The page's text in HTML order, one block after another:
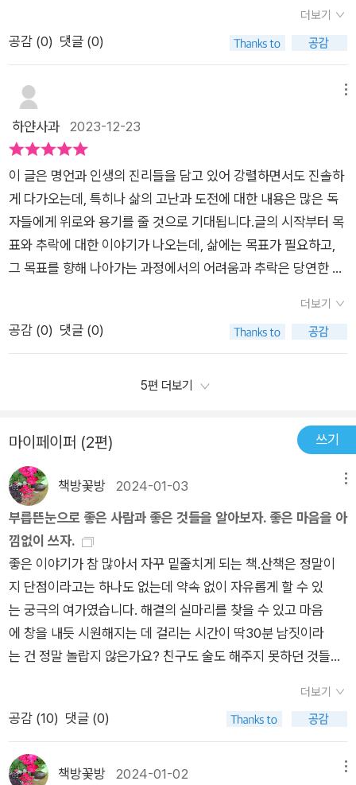
르겠어요. 그렇다면 '나도 한번 해보자'며 자세를 고쳐 앉는 사람
과 '웃기고 있다'며 다시금 냉소하는 사람. 어쩔 수 없겠지요. 당신
의 선택일 뿐입니다만 이거 하나는 꼭 기억하세요. 세상은 도전하
는 사람, 만드는 사람, 그걸 공개하는 사람을 위해 열린 무대입니
다. 열심히 하는 사람에게는 반드시 성취할 기회가 열릴 거라고
로 돌아가지 않거든요. <산책하듯 가볍게> P169 중에서 ​저자는
오랫동안 근무한 곳을 벗어나 <더파크>의 대표를 맡고 있다고
합니다. 그래서 일까요? 그동안의 고생되었던 일상들을 놓치고
있던 일들을 산책을 통해 자유를 느꼈다는 것을 아주 자세히 이야
기 해 주고 있었습니다. 어려움을 넘어서는 방법과 많은 위인들의
이야기들을 전달해 주고 있는데요. 자신의 이야기를 강하게 내보
이지도 않고 자연스럽고 편안하게 이야기 하려고 노력했다는 느
수 있을 텐데 아직도 인생의 여유를 찾기 위해서 고군분투하는 모
무섭기도 합니다. 나아지겠지 싶지만 자꾸 걷게 되는 이유도 있겠
지만 지금은 한동안 나를 찾기 위한 과정에서 너무 혹사한 까닭에
예전 같은 몸을 유지하지 못하고 있음을 깨닫게 되었습니다. 아직
도 적당한 나의 삶이라는 것을 찾아내지 못했지만 위안을 받고 생
각을 같이하고 도움이 되는 책들은 곁에 두고 자주 들여댜 보면
좋겠습니다. 저자가 발견한 것처럼 모든 인생은 쉽진 않지만 그렇
다고 모두 어렵지는 않다는 것처럼요.
보내며 나 스스로를 다독여보며 행복을 만들려고 노력하고 있다.
나의 삶에서 힘을 빼고 산책하듯 가볍게 나아갈 수 있을까 하는
용하여 나의 삶에 작은 변화를 가져다줄 처방을 해준다. 단순히
인문학적으로만 다가왔다면 너무나도 어렵게 느꼈을지도 모르지
만 저자의 경험과 일상을 빗대어 이야기하고 있어 너무나 수월하
게 읽히면서도 많은 생각을 하게 해 준다. 우리는 토끼와 거북이
의 경주를 보면서 토끼가 달리기는 빨랐지만 잠시 쉬어가려고 잠
이 드는 바람에 거북이에게 진 것을 알고 있다. 단순히 둘의 달리
기 속도만을 보면 토끼가 빠르다. 하지만 토끼는 자신의 속도대로
달렸고, 거북이도 느리지만 자신의 속도로 달려간 것이다. 결국
각자의 속도대로 나아가다 보면 목표에는 도달하게 되어있는 것
느리지만 자신에게 알맞은 속도로 나아가고 있음을 기억한다면
자신의 삶이 조금은 가볍지 않을까? 우리는 우리의 습관적인 루
틴을 만들어 그것을 지키려고 한다. 유명한 소설가인 무라카미 하
루키는 매일 정해진 시간에 일어나 원고지에 글을 적고, 자신의
준함을 믿으며 나아가는 것이다. 글에 하루 종일 메여있는다고 좋
은 글이 나오는 것이 아니다. 자신이 해내지 못하는 일은 과감히
포기할 줄도 알아야 한다. 그리고 무작정 달린다고 다 이룰 수 있
는 것은 아니다. 한순간도 쉬지 않다 보면 번아웃이 오게 되어 더
욱 힘들어지게 된다. 자신의 루틴을 지키면서 잠시 쉬어갈 수 있
는 용기가 삶에 필요하다. 언제나 조급함에 마음이 바쁘고 시간이
없어 촉박한 마음을 가지는 사람이라면, 인생에서 여유를 느낄 수
있는 자신만의 시간을 가져보는 것이 중요하다. 산책하듯 가볍게
거닐다 보면 그동안 놓친 것을 볼 수 있을 것이다. 그런 여유를 우
리에게 안겨줄 수 있는 한 권의 책이었다.출판사로부터 도서를 제
공받고 주관적으로 쓴 글입니다.
지나면 또 깨닫게 됩니다. 남들과 같은 속도로 가지 않아도 된다
는 것을 인정하고부터 자신만의 속도를 가지려고 합니다.이 인문
니다. 느려도 분명히 앞으로 나아가고 있다는 것입니다.누구나 인
생을 살아가면서 암담했던 시기도 있고 찬란했던 시기도 있습니
다. 때론 바닥부터 모든 것을 시작해야 하는 상태로 사회와 맞서
수저라고 합니다. 가진 게 너무 없어서 끝도 없이 추락하기를 반
복하기도 합니다.떨어지는 사람에게는 바닥만 보입니다. 추락에
는 익숙해질 틈도 없고 경주마처럼 좁은 시야로 달리기만 하던 사
람이라 떨어질 때도 주위가 보이지 않습니다.그런데 추락과 절망
도 경험이라고 할 수 있습니다. 추락할 때마다 첫 번째보다는 넓
게 보이고, 세 번째는 더 넓게 보이기 시작합니다.그렇게 도달한
바닥은 그냥 바닥이 아니라 다시 일어설 수 있는 발판이 됩니다.
의 혀처럼 굴고 싶어하는 사람은 경계해야 합니다. 이런 사람들은
알면서도 멀리하기가 쉽지 않습니다. 그러는 사이 어떤 관계가 형
성되기도 하고 자신도 모르게 의존하는 경향이 생기기도 합니다.
관계를 끊는다고 해서 누가 누구를 버리느냐의 문제가 아닙니다.
어떤 관계도 단순치는 않고 관계에 따라 복잡한 단계와 결이 있습
니다.교묘하게 자신을 도구로 쓰려는 사람도 멀리해야 합니다. 도
구라는 표현에 다양한 의도가 숲어 있습니다. 도구는 필요한 일을
더 십게 하기 위한 것입니다. 일단 자신의 손에 맞게 길들여야 합
니다. 이용할 가치가 사라지면 버립니다.상대와 손절한다고 해서
완벽하게 연락을 끊을 수 없을 수도 있습니다. 그러나 최소한의
정서적 거리김을 확보하는 방법도 있습니다.물론 인생을 살다보
는 만큼 상대도 변합니다. ​​출판사로부터 도서를 제공받아 작성한
리뷰입니다
더보기
공감 (0) 댓글 (0)
하얀사과 2023-12-23
이 글은 명언과 인생의 진리들을 담고 있어 강렬하면서도 진솔하
게 다가오는데, 특히나 삶의 고난과 도전에 대한 내용은 많은 독
자들에게 위로와 용기를 줄 것으로 기대됩니다.글의 시작부터 목
표와 추락에 대한 이야기가 나오는데, 삶에는 목표가 필요하고,
그 목표를 향해 나아가는 과정에서의 어려움과 추락은 당연한 일
이 성취의 가장 가까운 친구'라는 표현은 실패와 어려움을 긍정적
인 시각에서 받아들이는 중요성을 강조하고 있습니다.또한, 자존
것입니다. 외부의 평가와 표준에 얽매이지 말고, 자신을 소중히
만듭니다. 각종 기준에 따라 자신을 평가하려는 시도는 오히려 불
안과 스트레스를 초래할 수 있습니다.마지막 부분에서는 과거에
서 답을 찾아보고 성실함과 몰입을 되새기라는 조언이 나오는데,
이는 현재의 어려움에 직면했을 때 지나온 성공과 노력을 돌아보
며 힘을 내어 새로운 도전에 임하라는 격려와 조언으로 해석될 수
있습니다.마지막으로, 글의 마무리에서는 지금까지의 노력에 기
반하여 살아가는 방식에 대한 다양한 시각이 담겨져 있는데, 이는
독자들에게 자신의 삶을 다시 한 번 돌아보게 하는 좋은 계기가
될 것입니다. 이 글을 통해 우리는 끊임없이 나아가는 삶의 향기
를 느낄 수 있습니다.
더보기
공감 (0) 댓글 (0)
5편 더보기
마이페이퍼 (2편) 쓰기
책방꽃방 2024-01-03
부릅뜬눈으로 좋은 사람과 좋은 것들을 알아보자. 좋은 마음을 아
낌없이 쓰자.
좋은 이야기가 참 많아서 자꾸 밑줄치게 되는 책.산책은 정말이
지 단점이라고는 하나도 없는데 약속 없이 자유롭게 할 수 있
는 궁극의 여가였습니다. 해결의 실마리를 찾을 수 있고 마음
에 창을 내듯 시원해지는 데 걸리는 시간이 딱30분 남짓이라
는 건 정말 놀랍지 않은가요? 친구도 술도 해주지 못하던 것들
면 식습관이 바뀌면서 살도 빠진다고 했습니다만...아쉽게도 거기
까지는 아직 못 미쳤습니다. 여전히 밤의 유혹에 시달리곤 해
표는 오늘부터 달성할 수 있습니다. 오늘의 성취들이 하나하나 모
더보기
공감 (10) 댓글 (0)
책방꽃방 2024-01-02